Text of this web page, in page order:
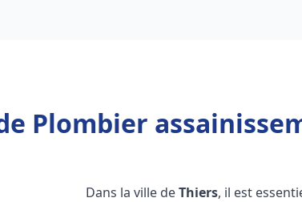
Plombier
Dans la ville deThiers, il est